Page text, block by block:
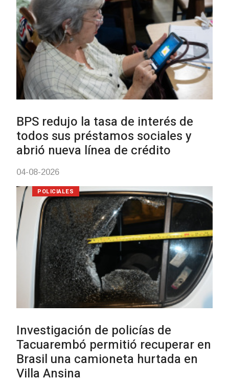
Siniestro laboral con tiernizadora
de carne
01-08-2026
Inauguran Destacamento de la
31-07-2026
NOTICIAS